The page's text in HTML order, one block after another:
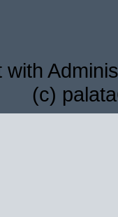
with
(c)